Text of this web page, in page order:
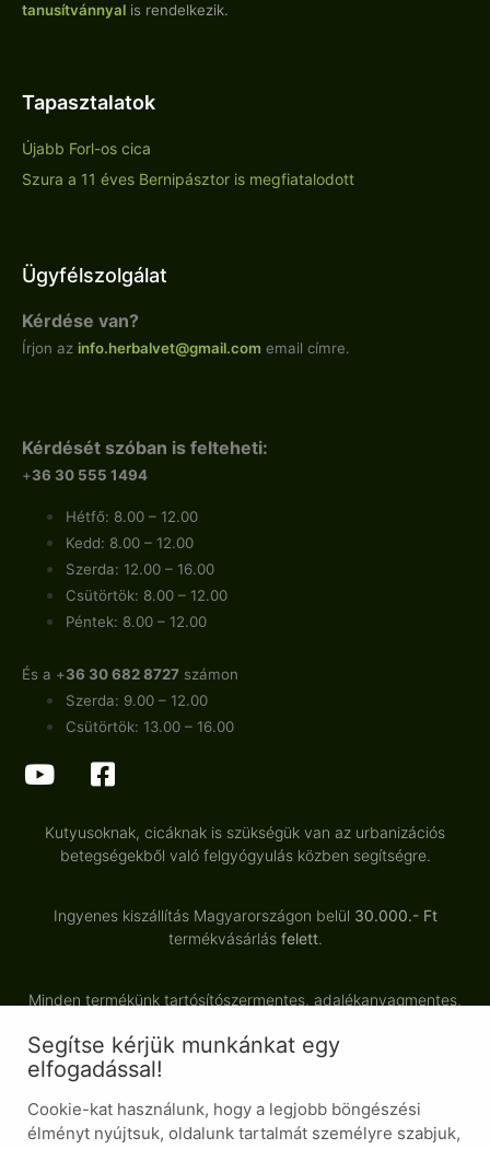
tanusítvánnyal is rendelkezik.
Tapasztalatok
Újabb Forl-os cica
Szura a 11 éves Bernipásztor is megfiatalodott
Ügyfélszolgálat
Kérdése van?
Írjon az info.herbalvet@gmail.com email címre.
Kérdését szóban is felteheti:
+36 30 555 1494
Hétfő: 8.00 – 12.00
Kedd: 8.00 – 12.00
Szerda: 12.00 – 16.00
Csütörtök: 8.00 – 12.00
Péntek: 8.00 – 12.00
És a +36 30 682 8727 számon
Szerda: 9.00 – 12.00
Csütörtök: 13.00 – 16.00
Kutyusoknak, cicáknak is szükségük van az urbanizációs
betegségekből való felgyógyulás közben segítségre.
Ingyenes kiszállítás Magyarországon belül 30.000.- Ft
termékvásárlás felett.
Minden termékünk tartósítószermentes, adalékanyagmentes,
© Minden jog fenntartva
Segítse kérjük munkánkat egy
elfogadással!
Cookie-kat használunk, hogy a legjobb böngészési
élményt nyújtsuk, oldalunk tartalmát személyre szabjuk,